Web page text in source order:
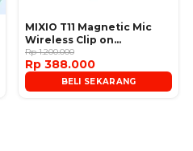
MIXIO T11 Magnetic Mic
Wireless Clip on
Microphone
Rp 1.200.000
Rp 388.000
BELI SEKARANG